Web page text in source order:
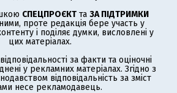
СПЕЦПРОЄКТ та ЗА ПІДТРИМКИ
проте редакція бере участь у
і поділяє думки, висловлені у
цих матеріалах.
за факти та оціночні
у рекламних матеріалах. Згідно з
відповідальність за зміст
несе рекламодавець.